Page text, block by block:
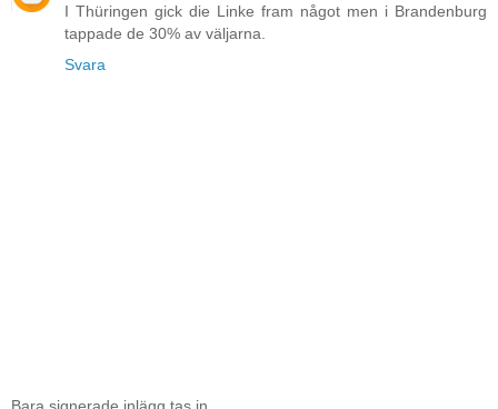
I Thüringen gick die Linke fram något men i Brandenburg
tappade de 30% av väljarna.
Svara